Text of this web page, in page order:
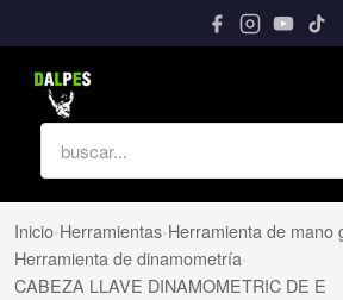
Inicio›Herramientas›Herramienta de mano
Herramienta de dinamometría›
CABEZA LLAVE DINAMOMETRIC DE E